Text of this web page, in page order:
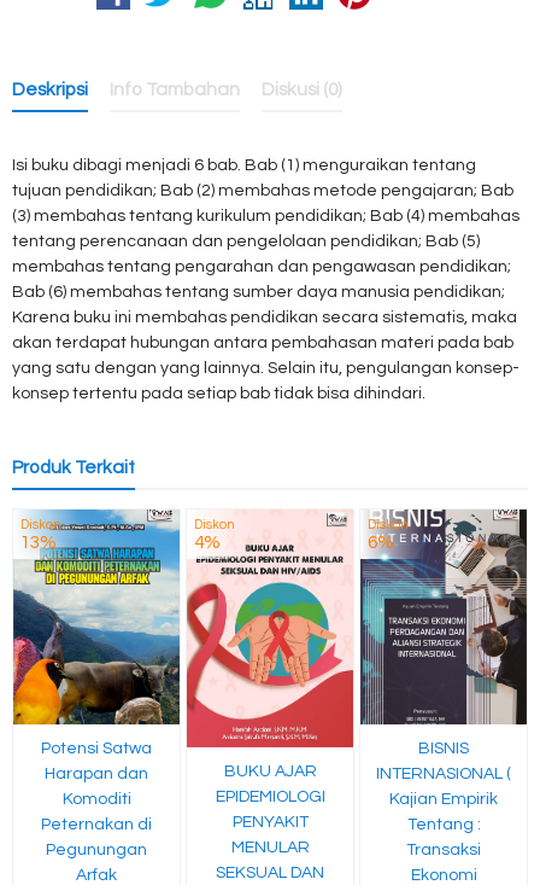
Deskripsi Info Tambahan Diskusi (0)
Isi buku dibagi menjadi 6 bab. Bab (1) menguraikan tentang
tujuan pendidikan; Bab (2) membahas metode pengajaran; Bab
(3) membahas tentang kurikulum pendidikan; Bab (4) membahas
tentang perencanaan dan pengelolaan pendidikan; Bab (5)
membahas tentang pengarahan dan pengawasan pendidikan;
Bab (6) membahas tentang sumber daya manusia pendidikan;
Karena buku ini membahas pendidikan secara sistematis, maka
akan terdapat hubungan antara pembahasan materi pada bab
yang satu dengan yang lainnya. Selain itu, pengulangan konsep-
konsep tertentu pada setiap bab tidak bisa dihindari.
Produk Terkait
Diskon
13%
Potensi Satwa
Harapan dan
Komoditi
Peternakan di
Pegunungan
Arfak
Diskon
4%
BUKU AJAR
EPIDEMIOLOGI
PENYAKIT
MENULAR
SEKSUAL DAN
Diskon
6%
BISNIS
INTERNASIONAL (
Kajian Empirik
Tentang :
Transaksi
Ekonomi